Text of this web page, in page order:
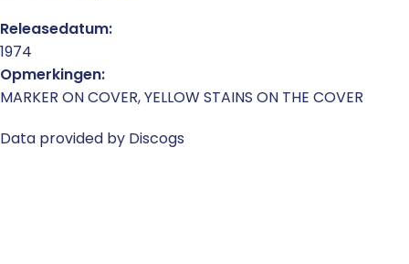
Releasedatum:
1974
Opmerkingen:
MARKER ON COVER, YELLOW STAINS ON THE COVER
Data provided by Discogs